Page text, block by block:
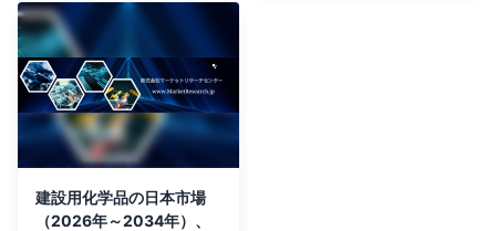
建設用化学品の日本市場
（2026年～2034年）、